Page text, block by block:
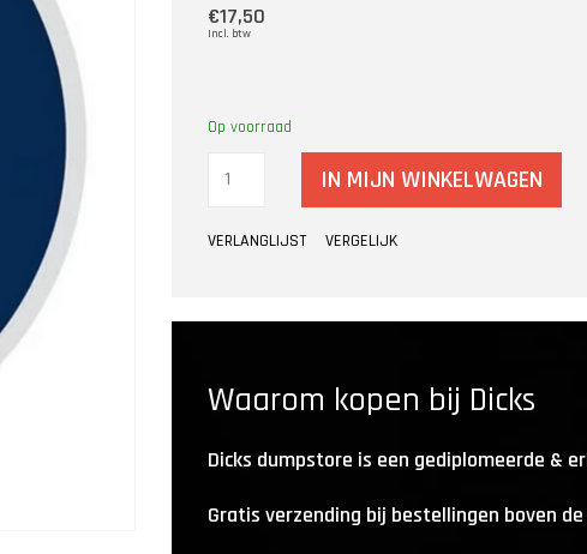
€17,50
Incl. btw
Op voorraad
IN MIJN WINKELWAGEN
VERLANGLIJST VERGELIJK
Waarom kopen bij Dicks
Dicks dumpstore is een gediplomeerde &
Gratis verzending bij bestellingen boven